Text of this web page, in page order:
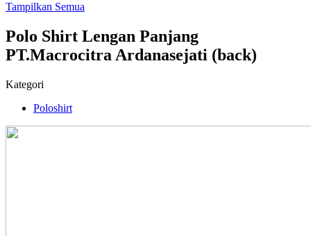
Tampilkan Semua
Polo Shirt Lengan Panjang
PT.Macrocitra Ardanasejati (back)
Kategori
Poloshirt